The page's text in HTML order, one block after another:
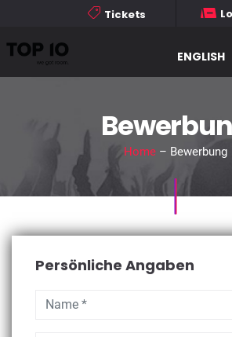
Tickets
ENGLISH
Home– Bewerbung
Persönliche Angaben